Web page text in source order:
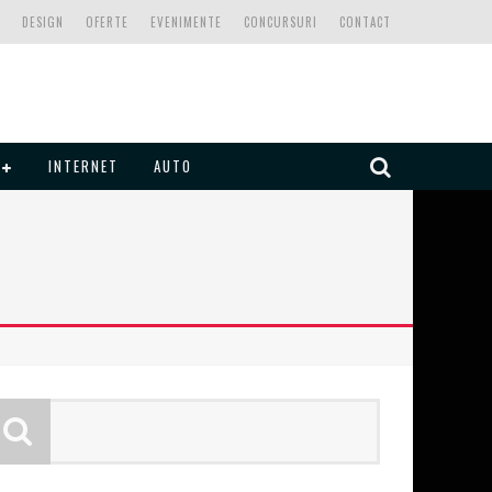
CONTACT
CONCURSURI
EVENIMENTE
OFERTE
DESIGN
INTERNET AUTO